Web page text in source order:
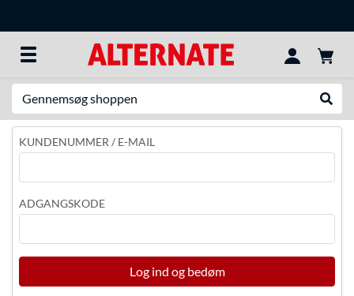
KUNDENUMMER / E-MAIL
ADGANGSKODE
Log ind og bedøm